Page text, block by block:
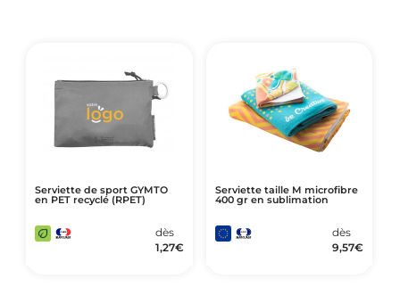
Serviette de sport GYMTO
en PET recyclé (RPET)
dès
1,27€
Serviette taille M microfibre
400 gr en sublimation
dès
9,57€